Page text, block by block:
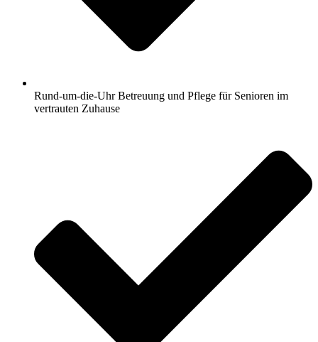
Rund-um-die-Uhr Betreuung und Pflege für Senioren im
vertrauten Zuhause